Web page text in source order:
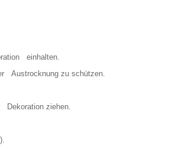
einhalten.
Austrocknung zu schützen.
Dekoration ziehen.